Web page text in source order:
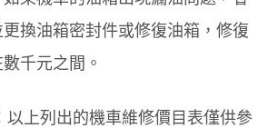
換油箱密封件或修復油箱，修復
千元之間。
以上列出的機車維修價目表僅供參